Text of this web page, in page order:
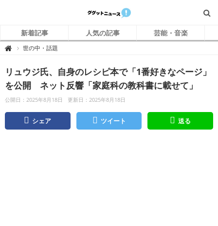
新着記事 人気の記事 芸能・音楽
 グ
ニ
ュ
ー
ス
世の中・話題
リュウジ氏、自身のレシピ本で「1番好きなページ」
を公開 ネット反響「家庭科の教科書に載せて」
公開日：2025年8月18日 更新日：2025年8月18日
シェア ツイート 送る